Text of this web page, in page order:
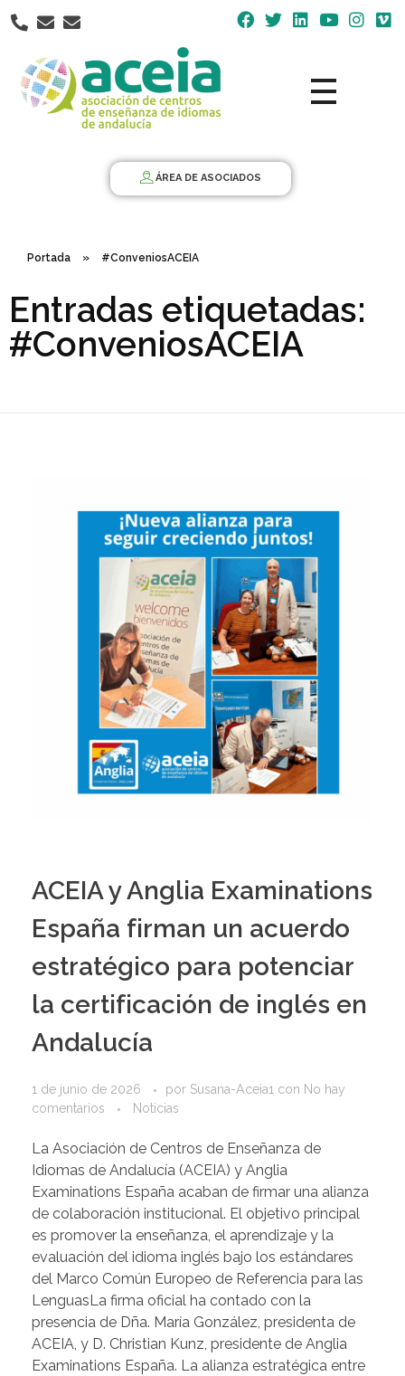
Nota:
este
web
incluye
ÁREA DE ASOCIADOS
Portada » #ConveniosACEIA
Entradas etiquetadas:
#ConveniosACEIA
ACEIA y Anglia Examinations
España firman un acuerdo
estratégico para potenciar
la certificación de inglés en
Andalucía
1 de junio de 2026 por Susana-Aceia1 con No hay
comentarios
Noticias
La Asociación de Centros de Enseñanza de
Idiomas de Andalucía (ACEIA) y Anglia
Examinations España acaban de firmar una alianza
de colaboración institucional. El objetivo principal
es promover la enseñanza, el aprendizaje y la
evaluación del idioma inglés bajo los estándares
del Marco Común Europeo de Referencia para las
LenguasLa firma oficial ha contado con la
presencia de Dña. María González, presidenta de
ACEIA, y D. Christian Kunz, presidente de Anglia
Examinations España. La alianza estratégica entre